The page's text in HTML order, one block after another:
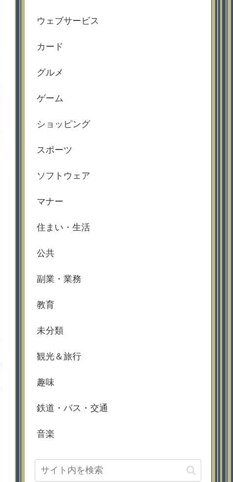
ウェブサービス
カード
グルメ
ゲーム
ショッピング
スポーツ
ソフトウェア
マナー
住まい・生活
公共
副業・業務
教育
未分類
観光＆旅行
趣味
鉄道・バス・交通
音楽